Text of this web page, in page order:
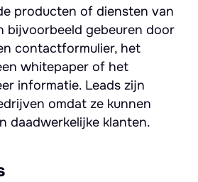
producten of diensten van
bijvoorbeeld gebeuren door
contactformulier, het
whitepaper of het
informatie. Leads zijn
omdat ze kunnen
daadwerkelijke klanten.